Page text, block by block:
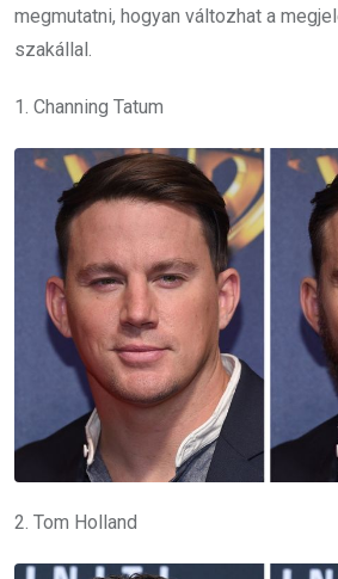
megmutatni, hogyan változhat a
szakállal.
1. Channing Tatum
2. Tom Holland